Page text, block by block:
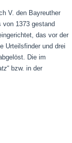
V. den Bayreuther
von 1373 gestand
das vor der
Urteilsfinder und drei
Die im
“ bzw. in der